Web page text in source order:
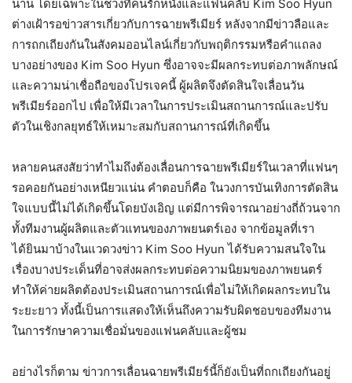
นาน โดยเฉพาะในช่วงที่คนรักหนังและแฟนคลับ Kim Soo Hyun
ต่างเฝ้ารอข่าวสารเกี่ยวกับการฉายพรีเมียร์ หลังจากมีข่าวลือและ
การถกเถียงกันในสังคมออนไลน์เกี่ยวกับพฤติกรรมหรือคำแถลง
บางอย่างของ Kim Soo Hyun ซึ่งอาจจะมีผลกระทบต่อภาพลักษณ์
และความน่าเชื่อถือของโปรเจคนี้ ผู้ผลิตจึงตัดสินใจเลื่อนวัน
พรีเมียร์ออกไป เพื่อให้มีเวลาในการประเมินสถานการณ์และปรับ
ตัวในเชิงกลยุทธ์ให้เหมาะสมกับสถานการณ์ที่เกิดขึ้น
หลายคนสงสัยว่าทำไมถึงต้องเลื่อนการฉายพรีเมียร์ในเวลาที่แฟนๆ
รอคอยกันอย่างเหนียวแน่น คำตอบก็คือ ในวงการบันเทิงการตัดสิน
ใจแบบนี้ไม่ได้เกิดขึ้นโดยบังเอิญ แต่มีการพิจารณาอย่างถี่ถ้วนจาก
ทั้งทีมงานผู้ผลิตและตัวแทนของภาพยนตร์เอง จากข้อมูลที่เรา
ได้ยินมาบ้างในแวดวงข่าว Kim Soo Hyun ได้รับความสนใจใน
เรื่องบางประเด็นที่อาจส่งผลกระทบต่อความนิยมของภาพยนตร์
ทำให้ค่ายผลิตต้องประเมินสถานการณ์เพื่อไม่ให้เกิดผลกระทบใน
ระยะยาว ทั้งนี้เป็นการแสดงให้เห็นถึงความรับผิดชอบของทีมงาน
ในการรักษาความเชื่อมั่นของแฟนคลับและผู้ชม
อย่างไรก็ตาม ข่าวการเลื่อนฉายพรีเมียร์นี้ก็ยังเป็นที่ถกเถียงกันอยู่